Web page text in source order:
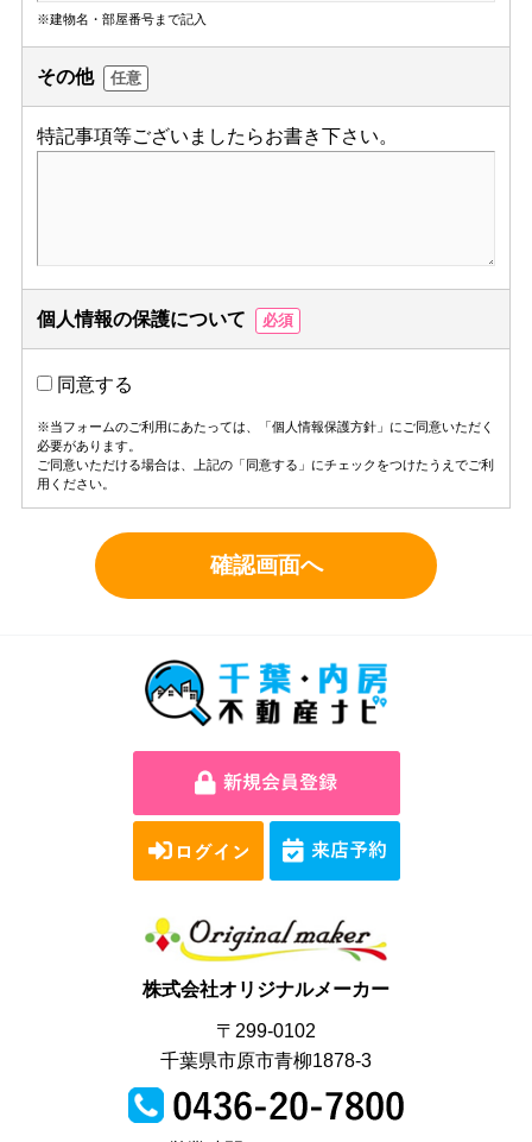
※建物名・部屋番号まで記入
その他 任意
特記事項等ございましたらお書き下さい。
個人情報の保護について 必須
同意する
※当フォームのご利用にあたっては、「個人情報保護方針」にご同意いただく
必要があります。
ご同意いただける場合は、上記の「同意する」にチェックをつけたうえでご利
用ください。
株式会社オリジナルメーカー
〒299-0102
千葉県市原市青柳1878-3